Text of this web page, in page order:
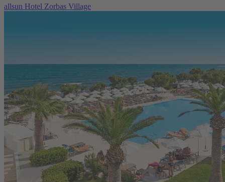
allsun Hotel Zorbas Village